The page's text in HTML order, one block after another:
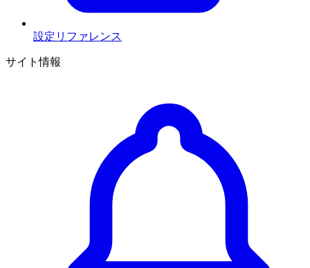
設定リファレンス
サイト情報